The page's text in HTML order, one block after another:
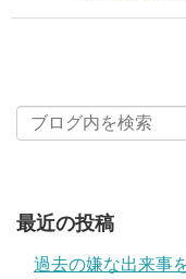
最近の投稿
過去の嫌な出来事